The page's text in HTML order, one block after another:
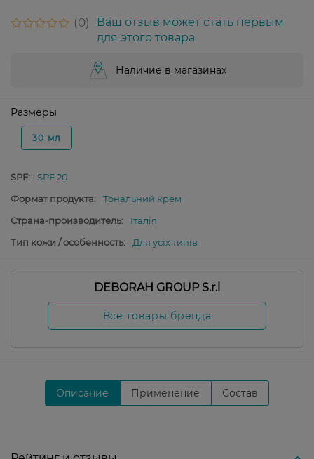
0
Ваш отзыв может стать первым
для этого товара
Наличие в магазинах
Размеры
30 мл
SPF:
SPF 20
Формат продукта:
Тональний крем
Страна-производитель:
Італія
Тип кожи / особенность:
Для усіх типів
DEBORAH GROUP S.r.l
Все товары бренда
Описание Применение Состав